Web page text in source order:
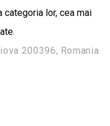
lor, cea mai
200396, Romania